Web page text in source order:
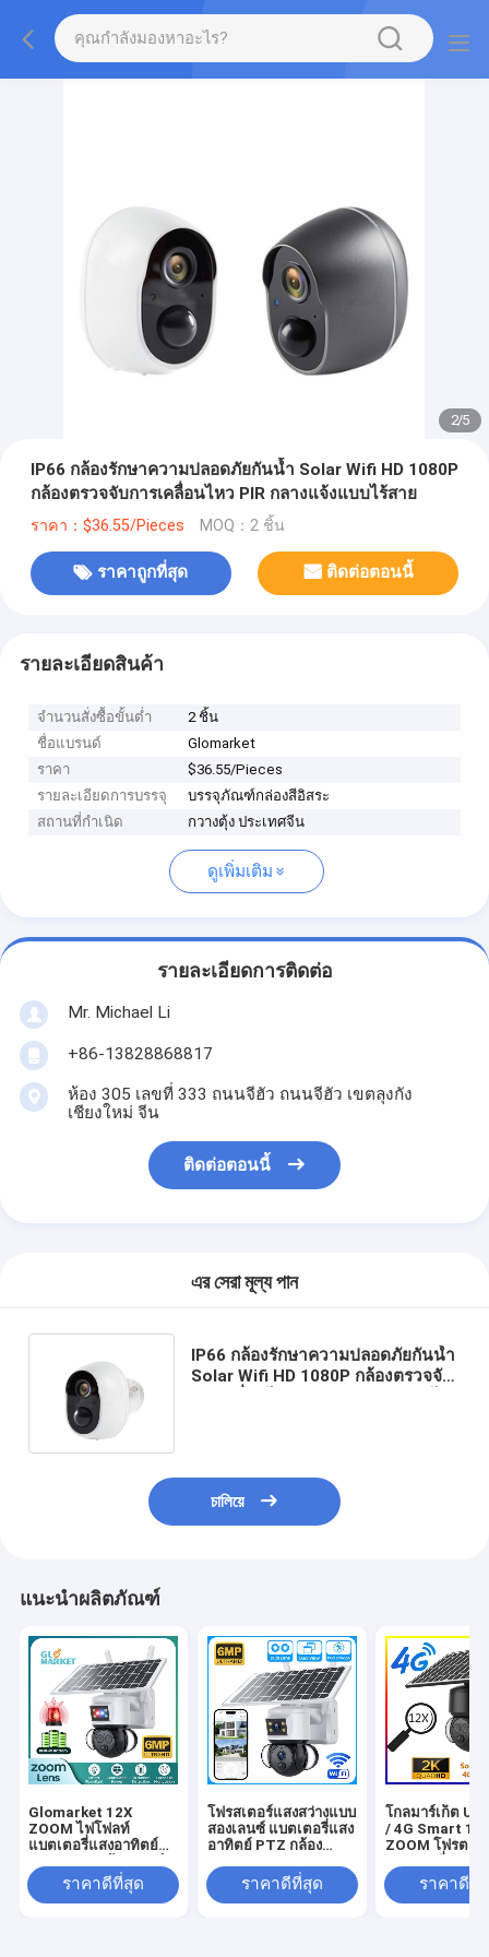
2/5
IP66 กล้องรักษาความปลอดภัยกันน้ำ Solar Wifi HD 1080P
กล้องตรวจจับการเคลื่อนไหว PIR กลางแจ้งแบบไร้สาย
ราคา：$36.55/Pieces MOQ：2 ชิ้น
ราคาถูกที่สุด ติดต่อตอนนี้
รายละเอียดสินค้า
จำนวนสั่งซื้อขั้นต่ำ
2 ชิ้น
ชื่อแบรนด์
Glomarket
ราคา
$36.55/Pieces
รายละเอียดการบรรจุ
บรรจุภัณฑ์กล่องสีอิสระ
สถานที่กำเนิด
กวางตุ้ง ประเทศจีน
ดูเพิ่มเติม
รายละเอียดการติดต่อ
Mr. Michael Li
+86-13828868817
ห้อง 305 เลขที่ 333 ถนนจีฮัว ถนนจีฮัว เขตลุงกัง
เชียงใหม่ จีน
ติดต่อตอนนี้
এর সেরা মূল্য পান
IP66 กล้องรักษาความปลอดภัยกันน้ำ
Solar Wifi HD 1080P กล้องตรวจจับ
চালিয়ে
แนะนำผลิตภัณฑ์
Glomarket 12X
ZOOM ไฟโฟลท์
แบตเตอรี่แสงอาทิตย์
Wifi / 4G Ubox กล้อง
รักษาความปลอดภัย
ราคาดีที่สุด
โฟรสเตอร์แสงสว่างแบบ
สองเลนซ์ แบตเตอรี่แสง
อาทิตย์ PTZ กล้อง
กล้อง PTZ ความ
ปลอดภัย
ราคาดีที่สุด
โกลมาร์เก็ต
/ 4G Smart
ZOOM โฟรตแส
PTZ กล้อง 6MP
กล้องตรวจจับม
ราคาดีที่